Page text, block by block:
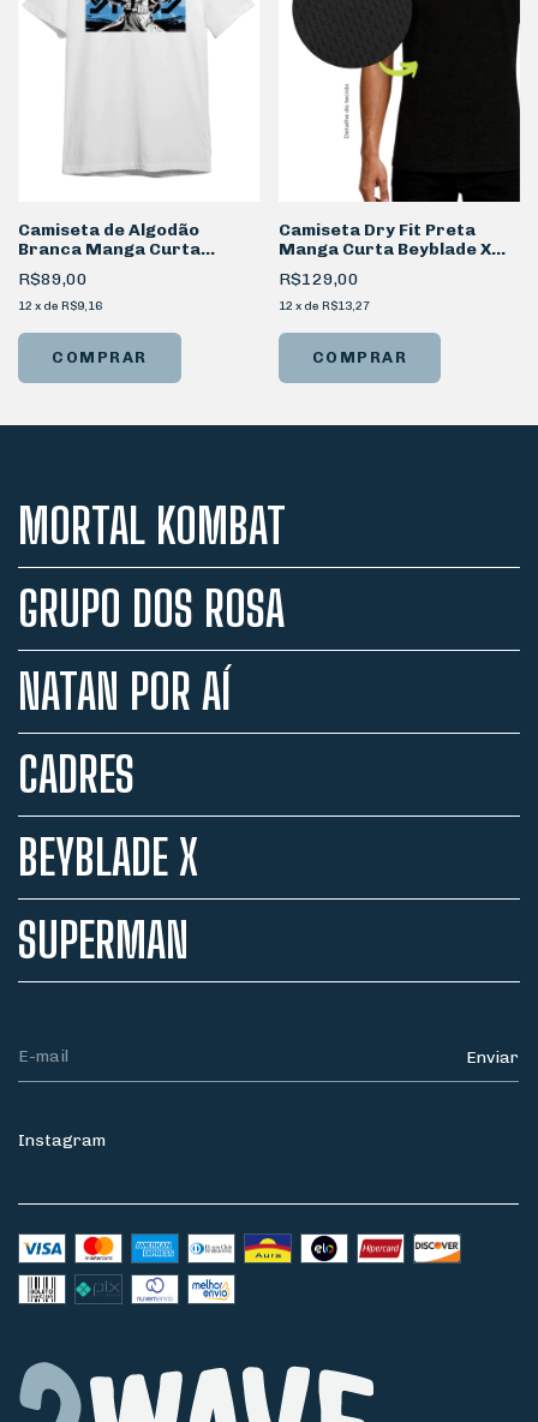
Camiseta de Algodão
Branca Manga Curta
Beyblade X Jaxon
R$89,00
12 x de R$9,16
COMPRAR
Camiseta Dry Fit Preta
Manga Curta Beyblade X
Logotipo
R$129,00
12 x de R$13,27
COMPRAR
MORTAL KOMBAT
GRUPO DOS ROSA
NATAN POR AÍ
CADRES
BEYBLADE X
SUPERMAN
Instagram